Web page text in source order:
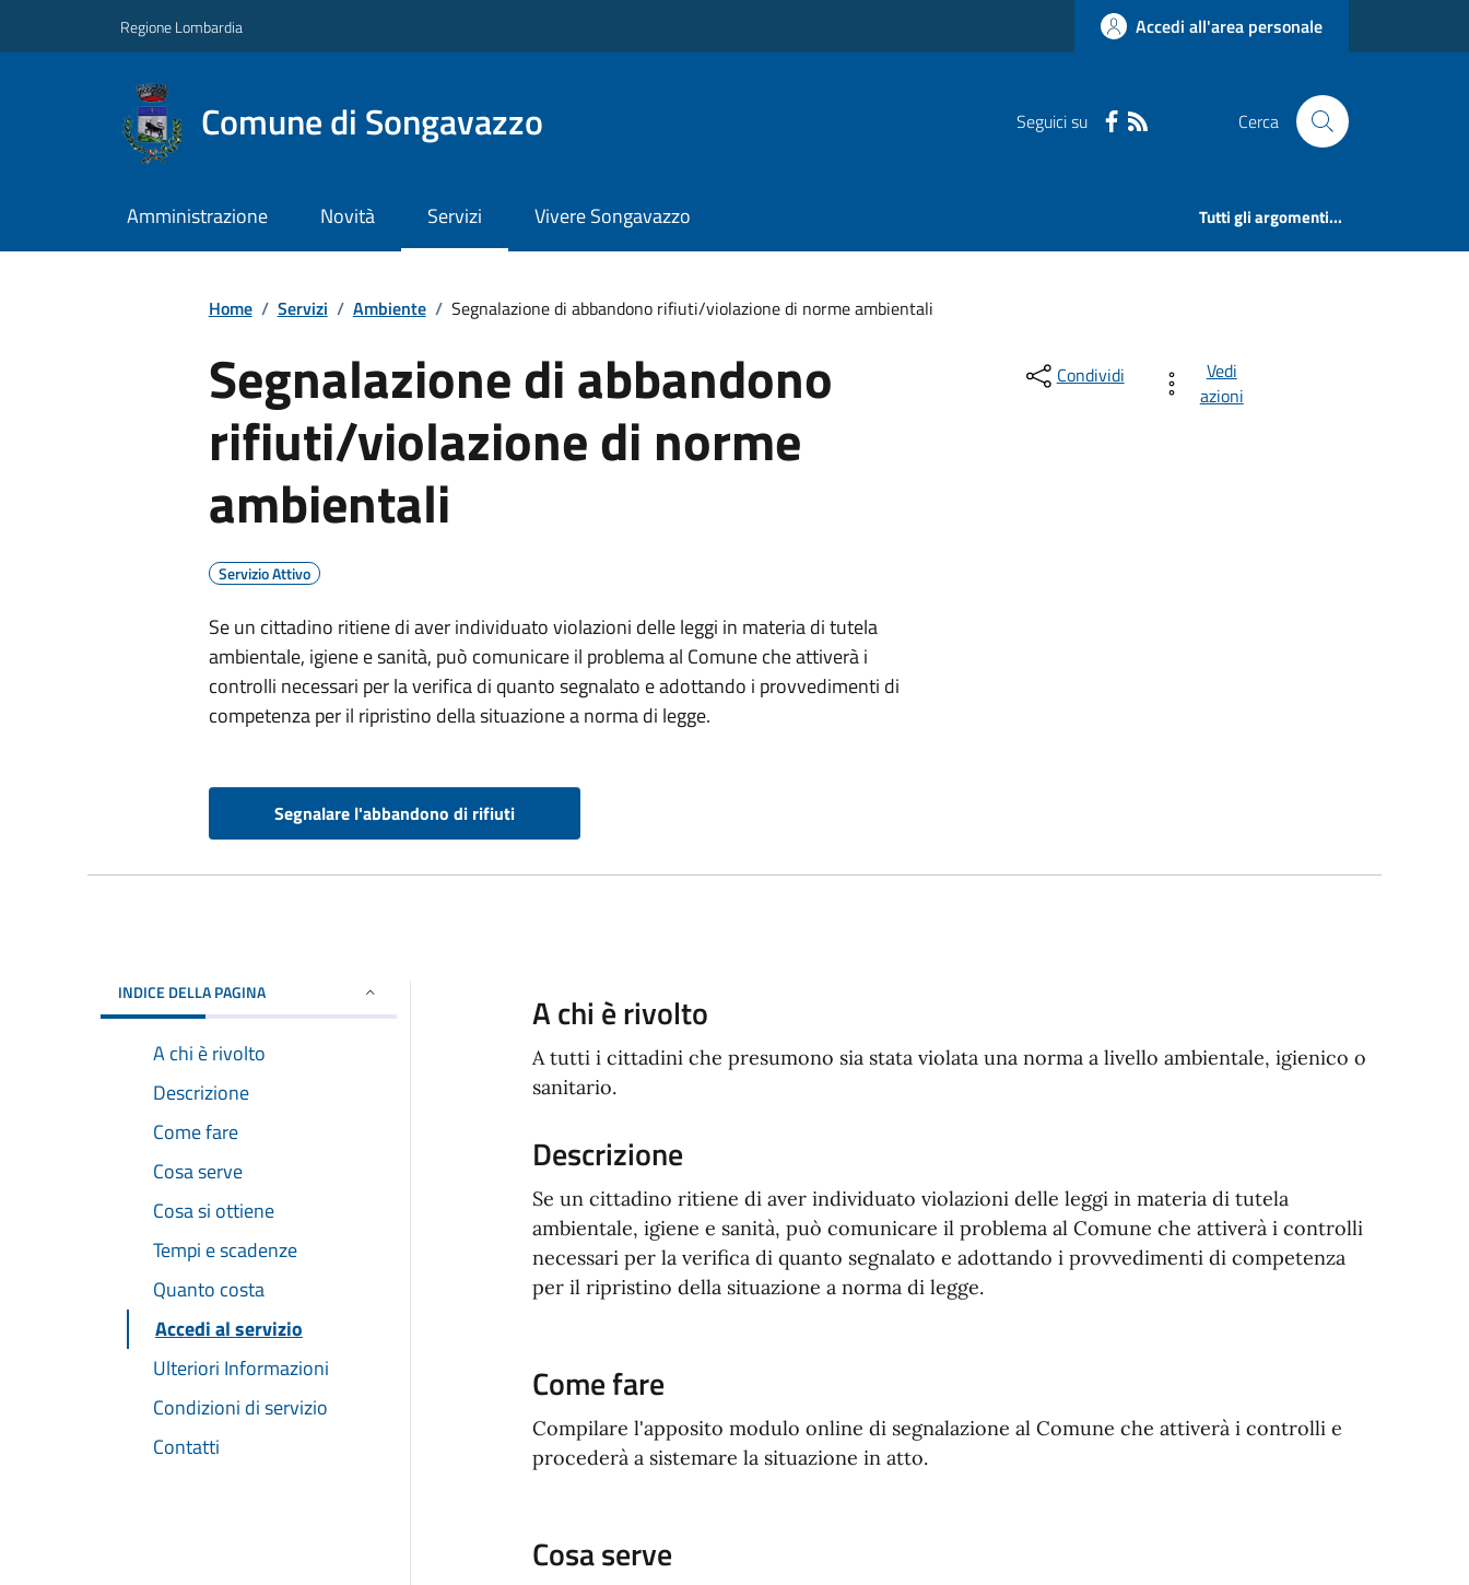
Regione Lombardia Accedi all'area personale
Comune di Songavazzo Seguici su Cerca
Amministrazione Novità Servizi Vivere Songavazzo Tutti gli argomenti...
Home / Servizi / Ambiente / Segnalazione di abbandono rifiuti/violazione di norme ambientali
Segnalazione di abbandono
rifiuti/violazione di norme
ambientali
Servizio Attivo
Se un cittadino ritiene di aver individuato violazioni delle leggi in materia di tutela
ambientale, igiene e sanità, può comunicare il problema al Comune che attiverà i
controlli necessari per la verifica di quanto segnalato e adottando i provvedimenti di
competenza per il ripristino della situazione a norma di legge.
Segnalare l'abbandono di rifiuti
Condividi
Vedi
azioni
INDICE DELLA PAGINA
A chi è rivolto
Descrizione
Come fare
Cosa serve
Cosa si ottiene
Tempi e scadenze
Quanto costa
Accedi al servizio
Ulteriori Informazioni
Condizioni di servizio
Contatti
A chi è rivolto
A tutti i cittadini che presumono sia stata violata una norma a livello ambientale, igienico o
sanitario.
Descrizione
Se un cittadino ritiene di aver individuato violazioni delle leggi in materia di tutela
ambientale, igiene e sanità, può comunicare il problema al Comune che attiverà i controlli
necessari per la verifica di quanto segnalato e adottando i provvedimenti di competenza
per il ripristino della situazione a norma di legge.
Come fare
Compilare l'apposito modulo online di segnalazione al Comune che attiverà i controlli e
procederà a sistemare la situazione in atto.
Cosa serve